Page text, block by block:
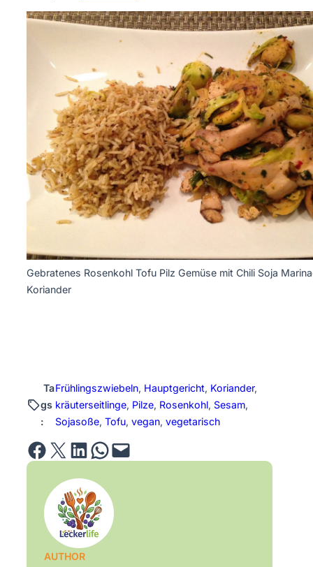
Gebratenes Rosenkohl Tofu Pilz Gemüse mit Chili Soja
Koriander
Ta
gs
:
Frühlingszwiebeln, Hauptgericht, Koriander
kräuterseitlinge, Pilze, Rosenkohl, Sesam
Sojasoße, Tofu, vegan, vegetarisch
Share on Facebook Email this Page Share on LinkedIn Share on WhatsApp Email this Page
AUTHOR